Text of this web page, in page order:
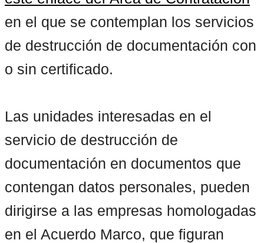
en el que se contemplan los servicios
de destrucción de documentación con
o sin certificado.
Las unidades interesadas en el
servicio de destrucción de
documentación en documentos que
contengan datos personales, pueden
dirigirse a las empresas homologadas
en el Acuerdo Marco, que figuran